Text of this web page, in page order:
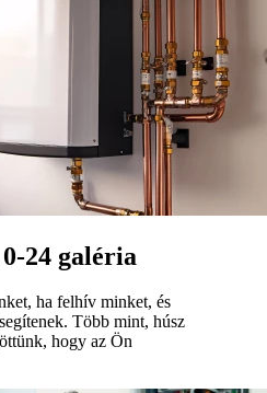
24 galéria
ha felhív minket, és
Több mint, húsz
hogy az Ön